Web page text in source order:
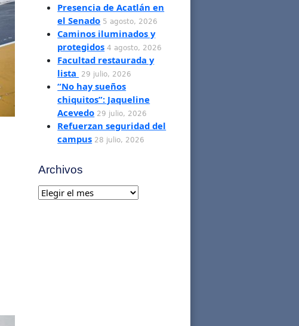
Presencia de Acatlán en
el Senado 5 agosto, 2026
Caminos iluminados y
protegidos 4 agosto, 2026
Facultad restaurada y
lista
29 julio, 2026
“No hay sueños
chiquitos”: Jaqueline
Acevedo 29 julio, 2026
Refuerzan seguridad del
campus 28 julio, 2026
Archivos
Archivos